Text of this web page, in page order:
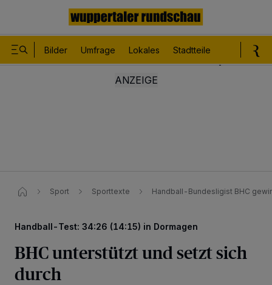
Bilder Umfrage Lokales Stadtteile
Sport Sporttexte Handball-Bundesligist BHC
Handball-Test: 34:26 (14:15) in Dormagen
BHC unterstützt und setzt sich
durch